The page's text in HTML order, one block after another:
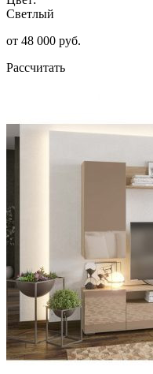
Светлый
от 48 000 руб.
Рассчитать